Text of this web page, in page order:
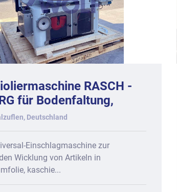
RASCH -
für Bodenfaltung,
1993.
Deutschland
Einschlagmaschine zur
Wicklung von Artikeln in
kaschie...